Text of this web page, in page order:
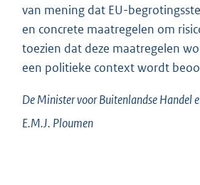
van mening dat EU-
en concrete maatregelen om
toezien dat deze maatregelen
een politieke context wordt
De Minister voor Buitenlandse Handel
E.M.J. Ploumen